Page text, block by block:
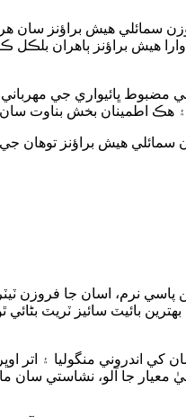
هيش براؤنز سان هر
هيش براؤنز ٻاهران بلڪل
ڀائيواري جي
سمائلي هيش براؤنز توهان
بائيٽ سائيز ٽريٽ
اندروني منگوليا ۽ اتر
معيار جا آلو، نشاستي سان